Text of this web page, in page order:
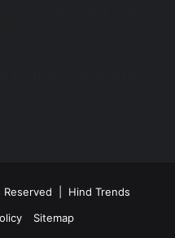
Reserved | Hind Trends
Sitemap